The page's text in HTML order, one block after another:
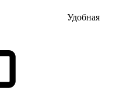
Удобная